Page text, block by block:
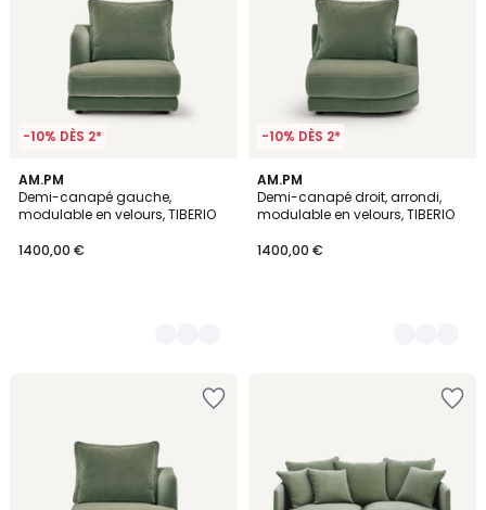
-10% DÈS 2*
AM.PM
Demi-canapé gauche,
modulable en velours, TIBERIO
1400,00 €
14
Couleurs
-10% DÈS 2*
AM.PM
Demi-canapé droit, arrondi,
modulable en velours, TIBERIO
1400,00 €
14
Couleurs